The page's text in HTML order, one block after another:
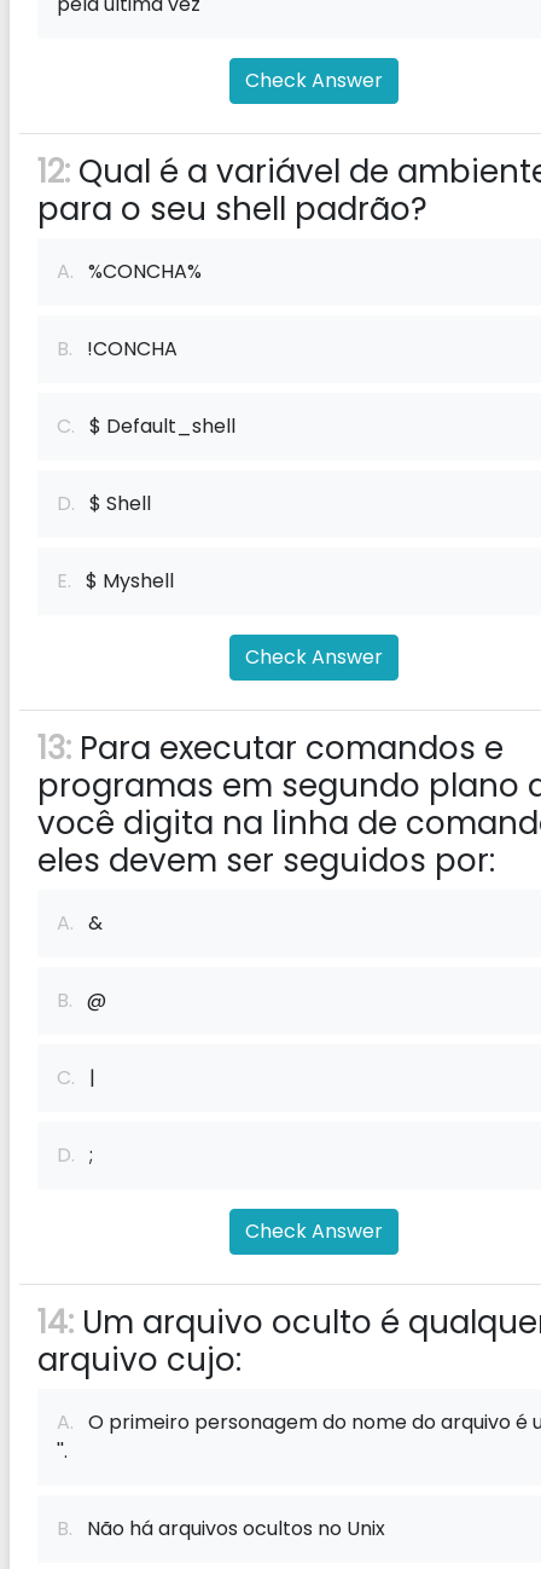
Check Answer
12: Qual é a variável de
para o seu shell padrão?
A. %CONCHA%
B. !CONCHA
C. $ Default_shell
D. $ Shell
E. $ Myshell
Check Answer
13: Para executar comandos e
programas em segundo plano
você digita na linha de
eles devem ser seguidos por:
A. &
B. @
C. |
D. ;
Check Answer
14: Um arquivo oculto é
arquivo cujo:
A. O primeiro personagem do nome do arquivo é
''.
B. Não há arquivos ocultos no Unix